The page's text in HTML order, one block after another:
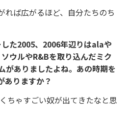
れば広がるほど、自分たちのち
た2005、2006年辺りはalaや
ウルやR&Bを取り込んだミク
がありましたよね。あの時期を
ありますか？
ちゃすごい奴が出てきたなと思